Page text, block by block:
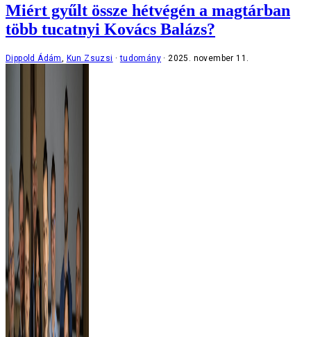
Miért gyűlt össze hétvégén a magtárban
több tucatnyi Kovács Balázs?
Dippold Ádám, Kun Zsuzsi tudomány 2025. november 11.